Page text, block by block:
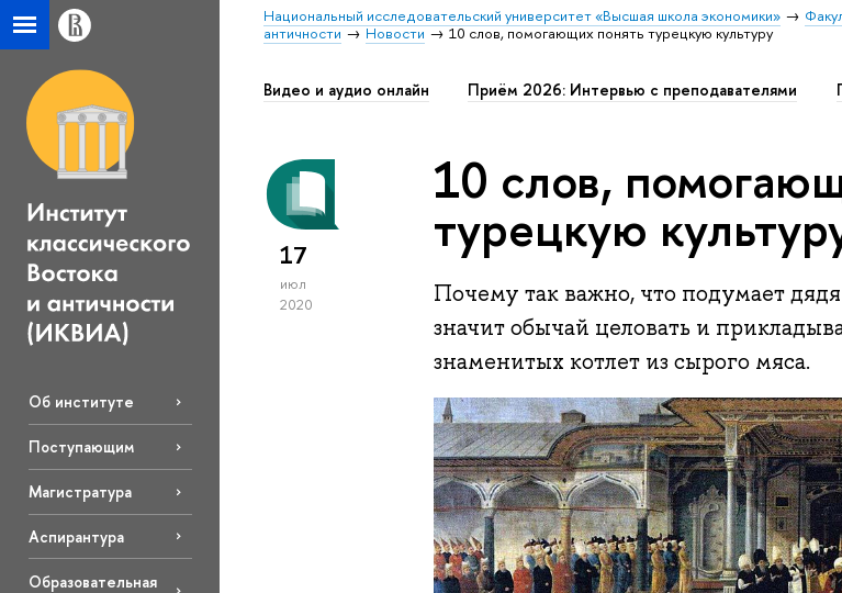
Национальный исследовательский университет «Высшая школа экономики»
античности
Новости 10 слов, помогающих понять турецкую культуру
Об институте
Поступающим
Магистратура
Аспирантура
Образовательная
Видео и аудио онлайн Приём 2026: Интервью с преподавателями
17
июл
2020
10 слов,
турецкую
Почему так важно, что подумает
значит обычай целовать и
знаменитых котлет из сырого мяса.